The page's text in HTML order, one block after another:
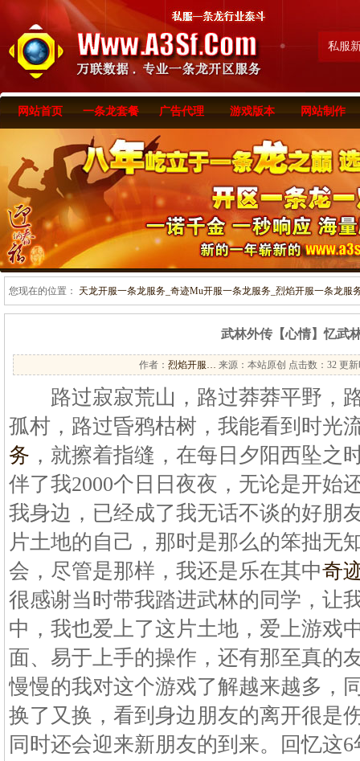
私服
网站首页 一条龙套餐 广告代理 游戏版本 网站制作
您现在的位置： 天龙开服一条龙服务_奇迹Mu开服一条龙服务_烈焰开服一条龙服
武林外传【心情】忆武
作者： 烈焰开服… 来源：本站原创 点击数： 32 更新
路过寂寂荒山，路过莽莽平野，
孤村，路过昏鸦枯树，我能看到时光
务 ，就擦着指缝，在每日夕阳西坠之
伴了我2000个日日夜夜，无论是开始
我身边，已经成了我无话不谈的好朋
片土地的自己，那时是那么的笨拙无
会，尽管是那样，我还是乐在其中奇
很感谢当时带我踏进武林的同学，让
中，我也爱上了这片土地，爱上游戏
面、易于上手的操作，还有那至真的
慢慢的我对这个游戏了解越来越多，
换了又换，看到身边朋友的离开很是
同时还会迎来新朋友的到来。回忆这